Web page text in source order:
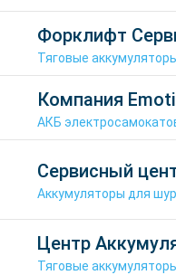
Форклифт
Тяговые
Компания
АКБ
Сервисный
Аккумуляторы для
Центр
Тяговые